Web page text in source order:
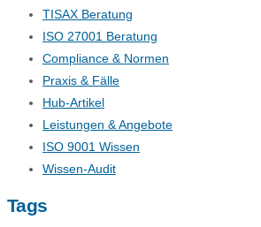
TISAX Beratung
ISO 27001 Beratung
Compliance & Normen
Praxis & Fälle
Hub-Artikel
Leistungen & Angebote
ISO 9001 Wissen
Wissen-Audit
Tags